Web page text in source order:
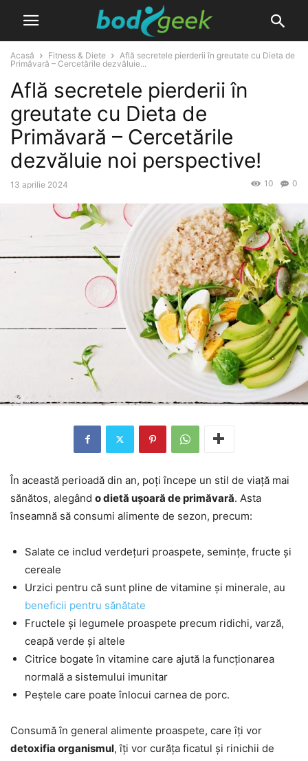
Acasă Fitness & Diete
Află secretele pierderii în greutate cu Dieta de
Primăvară – Cercetările dezvăluie...
Află secretele pierderii în
greutate cu Dieta de
Primăvară – Cercetările
dezvăluie noi perspective!
13 aprilie 2024 0
10
În această perioadă din an, poți începe un stil de viață mai
sănătos, alegând o dietă ușoară de primăvară. Asta
înseamnă să consumi alimente de sezon, precum:
Salate ce includ verdețuri proaspete, semințe, fructe și
cereale
Urzici pentru că sunt pline de vitamine și minerale, au
beneficii pentru sănătate
Fructele și legumele proaspete precum ridichi, varză,
ceapă verde și altele
Citrice bogate în vitamine care ajută la funcționarea
normală a sistemului imunitar
Peștele care poate înlocui carnea de porc.
Consumă în general alimente proaspete, care îți vor
detoxifia organismul, îți vor curăța ficatul și rinichii de